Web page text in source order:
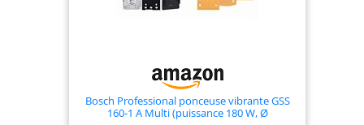
Bosch Professional ponceuse vibrante GSS
160-1 A Multi (puissance 180 W, Ø